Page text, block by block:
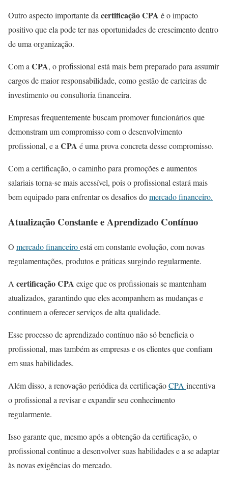
Outro aspecto importante dacertificação CPA é o impacto
positivo que ela pode ter nas oportunidades de crescimento dentro
de uma organização.
Com aCPA, o profissional está mais bem preparado para assumir
cargos de maior responsabilidade, como gestão de carteiras de
investimento ou consultoria financeira.
Empresas frequentemente buscam promover funcionários que
demonstram um compromisso com o desenvolvimento
profissional, e aCPA é uma prova concreta desse compromisso.
Com a certificação, o caminho para promoções e aumentos
salariais torna-se mais acessível, pois o profissional estará mais
bem equipado para enfrentar os desafios domercado financeiro.
Atualização Constante e Aprendizado Contínuo
O mercado financeiroestá em constante evolução, com novas
regulamentações, produtos e práticas surgindo regularmente.
A certificação CPA exige que os profissionais se mantenham
atualizados, garantindo que eles acompanhem as mudanças e
continuem a oferecer serviços de alta qualidade.
Esse processo de aprendizado contínuo não só beneficia o
profissional, mas também as empresas e os clientes que confiam
em suas habilidades.
Além disso, a renovação periódica da certificaçãoCPA incentiva
o profissional a revisar e expandir seu conhecimento
regularmente.
Isso garante que, mesmo após a obtenção da certificação, o
profissional continue a desenvolver suas habilidades e a se adaptar
às novas exigências do mercado.